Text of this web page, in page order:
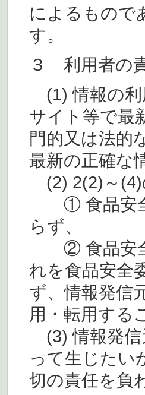
によるもので
す。
３ 利用者の
(1) 情報の利
サイト等で最
門的又は法的
最新の正確な
(2) 2(2)～(4)
① 食品安全
らず、
② 食品安全
れを食品安全
ず、情報発信
用・転用する
(3) 情報発信
って生じたい
切の責任を負